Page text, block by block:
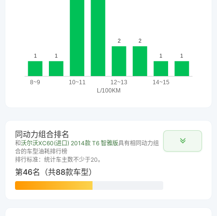
同动力组合排名
和沃尔沃XC60(进口) 2014款 T6 智雅版具有相同动力组
合的车型油耗排行榜
排行标准：统计车主数不少于20。
第46名（共88款车型）